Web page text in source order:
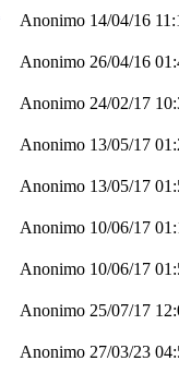
Anonimo 14/04/16
Anonimo 26/04/16
Anonimo 24/02/17
Anonimo 13/05/17
Anonimo 13/05/17
Anonimo 10/06/17
Anonimo 10/06/17
Anonimo 25/07/17
Anonimo 27/03/23